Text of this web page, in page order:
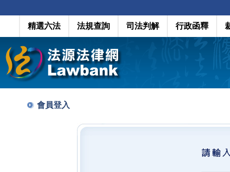
精選六法 法規查詢 司法判解 行政函釋
會員登入